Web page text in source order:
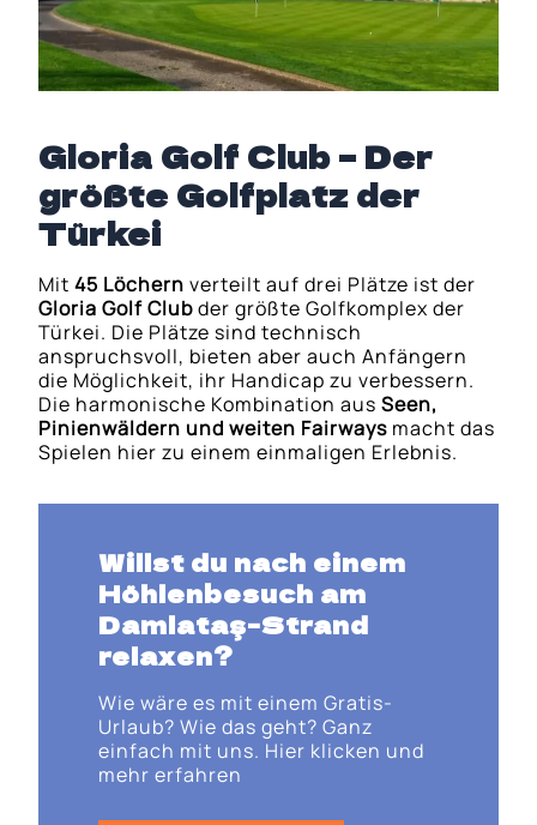
Gloria Golf Club – Der
größte Golfplatz der
Türkei
Mit45 Löchern verteilt auf drei Plätze ist der
Gloria Golf Clubder größte Golfkomplex der
Türkei. Die Plätze sind technisch
anspruchsvoll, bieten aber auch Anfängern
die Möglichkeit, ihr Handicap zu verbessern.
Die harmonische Kombination ausSeen,
Pinienwäldern und weiten Fairways macht das
Spielen hier zu einem einmaligen Erlebnis.
Willst du nach einem
Höhlenbesuch am
Damlataş-Strand
relaxen?
Wie wäre es mit einem Gratis-
Urlaub? Wie das geht? Ganz
einfach mit uns. Hier klicken und
mehr erfahren